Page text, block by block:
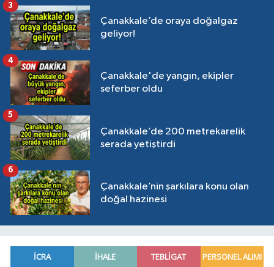
Çanakkale’de oraya doğalgaz
geliyor!
3
Çanakkale'de yangın, ekipler
seferber oldu
4
Çanakkale’de 200 metrekarelik
serada yetiştirdi
5
Çanakkale’nin şarkılara konu olan
doğal hazinesi
6